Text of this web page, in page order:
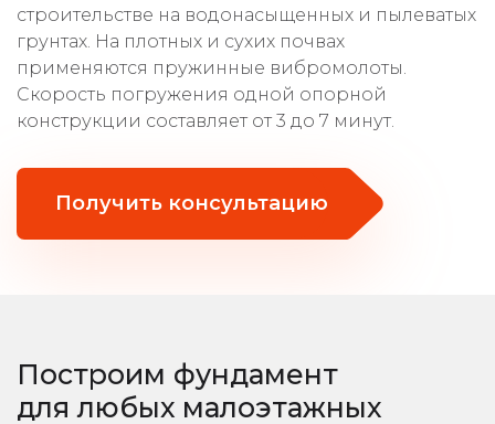
строительстве на водонасыщенных и пылеватых
грунтах. На плотных и сухих почвах
применяются пружинные вибромолоты.
Скорость погружения одной опорной
конструкции составляет от 3 до 7 минут.
Получить консультацию
Построим фундамент
для любых малоэтажных